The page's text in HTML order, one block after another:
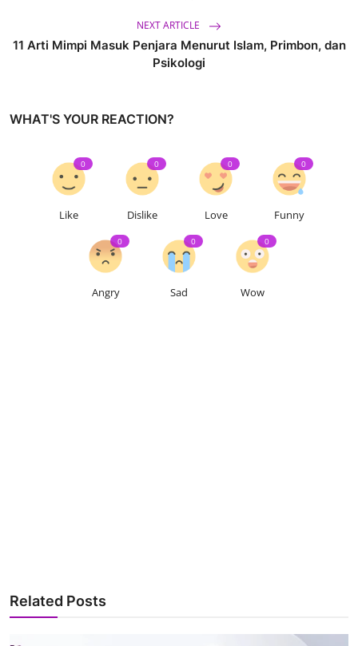
NEXT ARTICLE
11 Arti Mimpi Masuk Penjara Menurut Islam, Primbon, dan
Psikologi
WHAT'S YOUR REACTION?
Like
0
Dislike
0
Love
0
Funny
0
Angry
0
Sad
0
Wow
0
Related Posts